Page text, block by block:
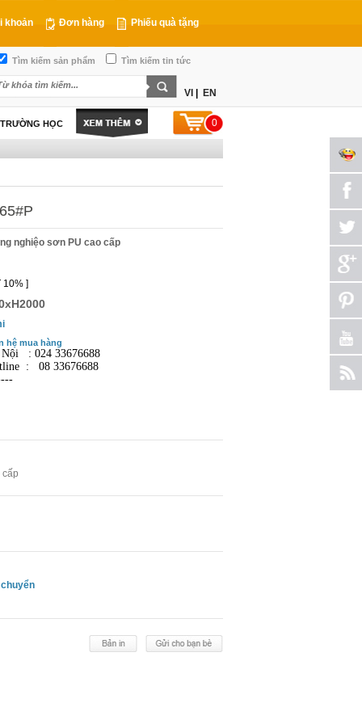
khoản Đơn hàng Phiếu quà tặng
Tìm kiếm sản phẩm Tìm kiếm tin tức
VI EN
HỌC 0
nghiệo sơn PU cao cấp
10% ]
hệ mua hàng
Nội : 024 33676688
: 08 33676688
cấp